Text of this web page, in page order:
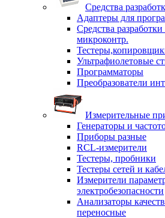
Средства
Адаптеры для
Средства
микроконтр.
Ультрафиолетовые
Программаторы
Преобразователи
Измерительные
Генераторы и
Приборы разные
RCL-измерители
Тестеры, пробники
Тестеры сетей и
Измерители
электробезопасности
Анализаторы
переносные